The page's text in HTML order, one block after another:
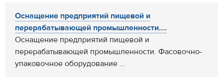
Оснащение предприятий пищевой и
перерабатывающей промышленности....
Оснащение предприятий пищевой и
перерабатывающей промышленности. Фасовочно-
упаковочное оборудование ...